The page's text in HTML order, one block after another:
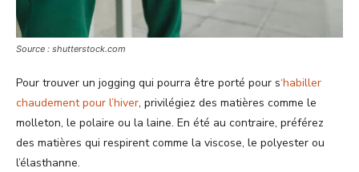
Source : shutterstock.com
Pour trouver un jogging qui pourra être porté pour s‘habiller
chaudement pour l’hiver, privilégiez des matières comme le
molleton, le polaire ou la laine. En été au contraire, préférez
des matières qui respirent comme la viscose, le polyester ou
l’élasthanne.